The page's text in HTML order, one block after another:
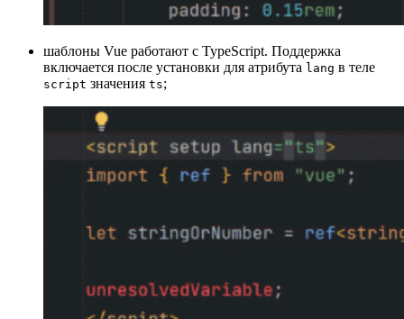
шаблоны Vue работают с TypeScript. Поддержка
включается после установки для атрибута lang в теле
script значения ts;